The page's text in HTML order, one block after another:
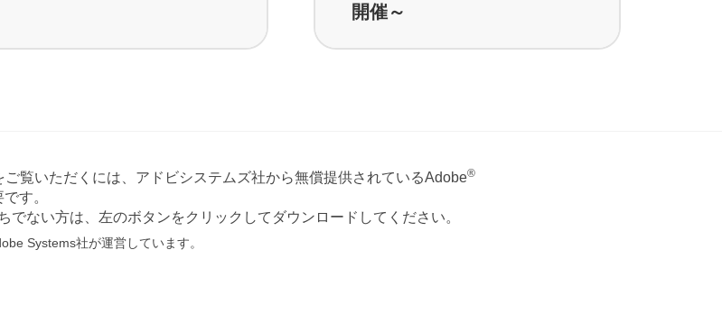
開催～
ご覧いただくには、アドビシステムズ社から無償提供されているAdobe®
す。
でない方は、左のボタンをクリックしてダウンロードしてください。
Systems社が運営しています。